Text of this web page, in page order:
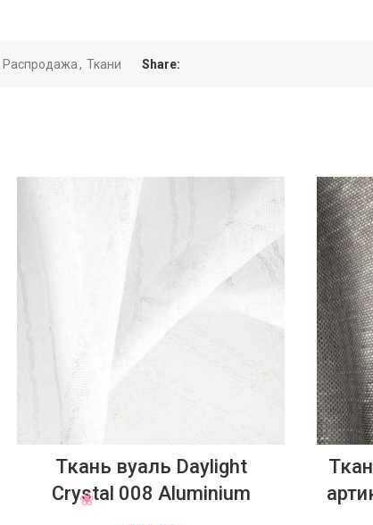
Распродажа, Ткани Share:
Ткань вуаль Daylight
Crystal 008 Aluminium